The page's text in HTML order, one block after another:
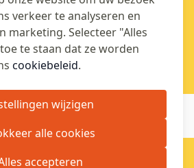
verkeer te analyseren en
marketing. Selecteer "Alles
te staan dat ze worden
cookiebeleid.
wijzigen
alle cookies
accepteren
© 2026 Webba